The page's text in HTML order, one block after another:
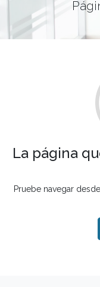
La página
Pruebe navegar